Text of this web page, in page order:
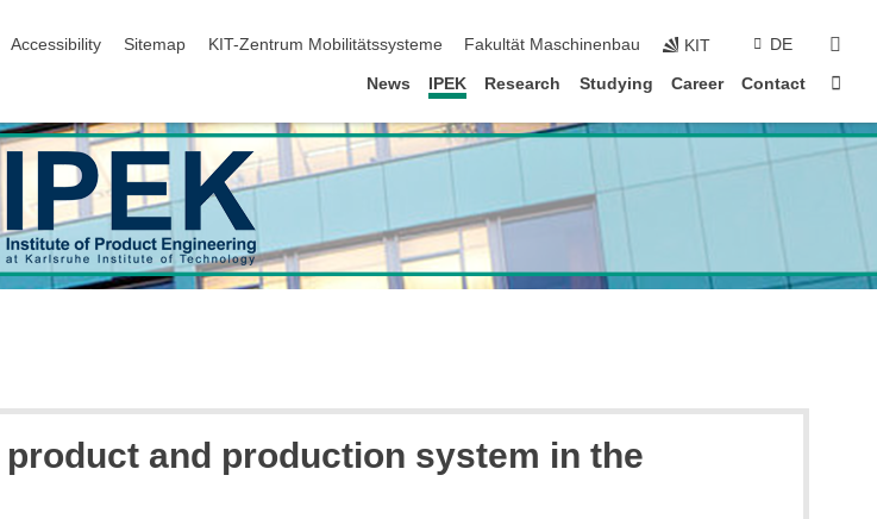
Accessibility Sitemap KIT-Zentrum Mobilitätssysteme Fakultät Maschinenbau KIT DE
News IPEK Research Studying Career Contact
and production system in the